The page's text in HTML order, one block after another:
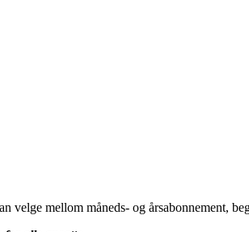
velge mellom måneds- og årsabonnement,